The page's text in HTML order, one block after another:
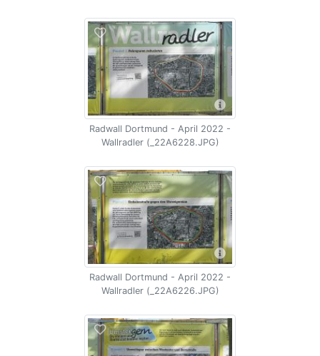
Radwall Dortmund - April 2022 -
Wallradler (_22A6228.JPG)
Radwall Dortmund - April 2022 -
Wallradler (_22A6226.JPG)